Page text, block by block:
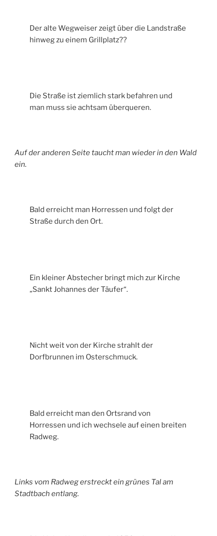
Der alte Wegweiser zeigt über die Landstraße
hinweg zu einem Grillplatz??
Die Straße ist ziemlich stark befahren und
man muss sie achtsam überqueren.
Auf der anderen Seite taucht man wieder in den Wald
ein.
Bald erreicht man Horressen und folgt der
Straße durch den Ort.
Ein kleiner Abstecher bringt mich zur Kirche
„Sankt Johannes der Täufer“.
Nicht weit von der Kirche strahlt der
Dorfbrunnen im Osterschmuck.
Bald erreicht man den Ortsrand von
Horressen und ich wechsele auf einen breiten
Radweg.
Links vom Radweg erstreckt ein grünes Tal am
Stadtbach entlang.